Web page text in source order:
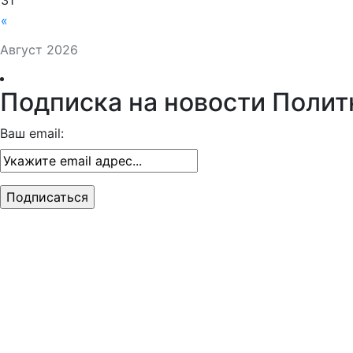
Август 2026
«
Подписка на новости
Ваш email: